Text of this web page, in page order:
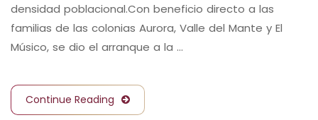
densidad poblacional.Con beneficio directo a las
familias de las colonias Aurora, Valle del Mante y El
Músico, se dio el arranque a la …
Continue Reading